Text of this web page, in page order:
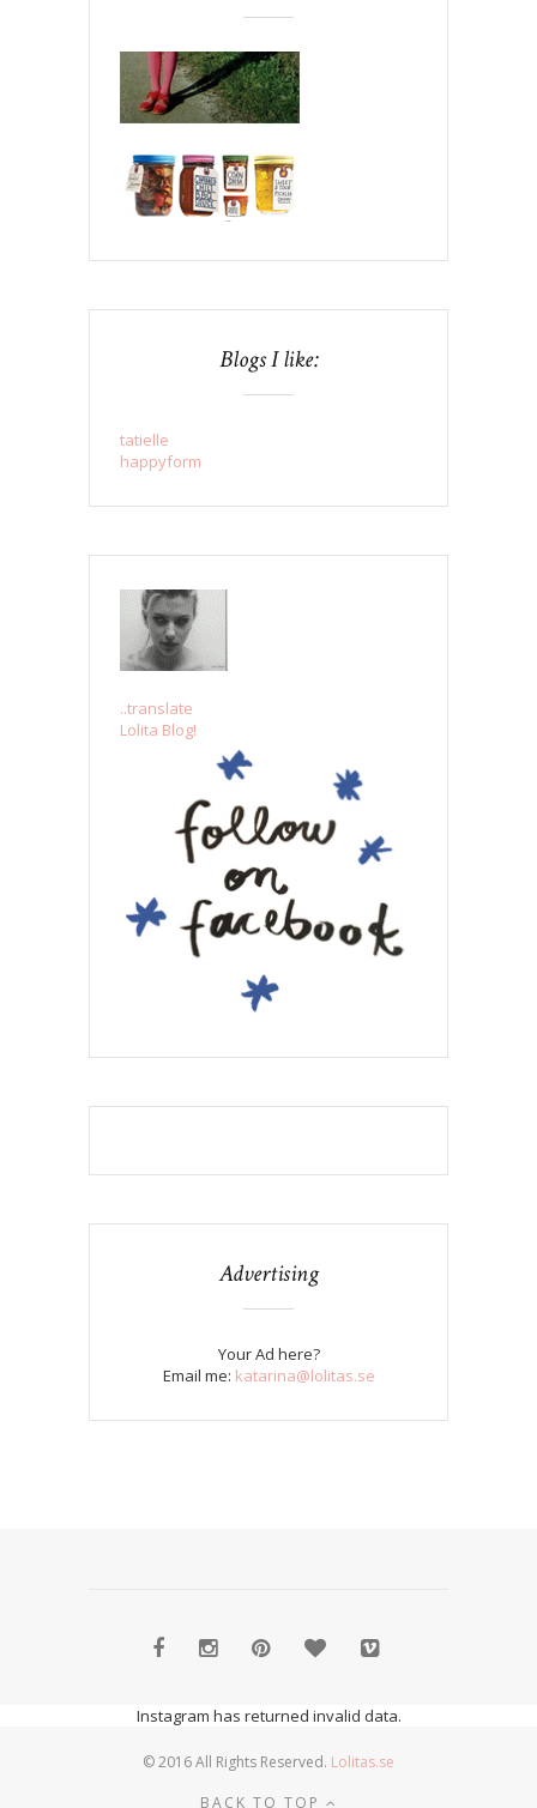
Blogs I like:
tatielle
happyform
..translate
Lolita Blog!
Advertising
Your Ad here?
Email me: katarina@lolitas.se
Instagram has returned invalid data.
© 2016 All Rights Reserved. Lolitas.se
BACK TO TOP